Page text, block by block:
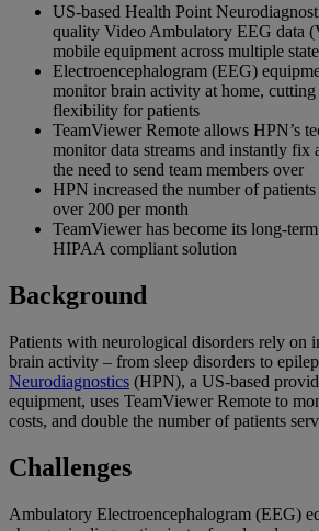
US-based Health Point
quality Video Ambulatory EEG data
mobile equipment across multiple
Electroencephalogram (EEG)
monitor brain activity at home, cutting
flexibility for patients
TeamViewer Remote allows HPN’s
monitor data streams and instantly
the need to send team members over
HPN increased the number of
over 200 per month
TeamViewer has become its long-
HIPAA compliant solution
Background
Patients with neurological disorders rely on
brain activity – from sleep disorders to
Neurodiagnostics (HPN), a US-based
equipment, uses TeamViewer Remote to
costs, and double the number of patients
Challenges
Ambulatory Electroencephalogram (EEG)